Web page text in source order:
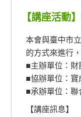
【講座活動
本會與臺中市
的方式來進行
■主辦單位：財
■協辦單位：寶
■承辦單位：聯
【講座訊息】